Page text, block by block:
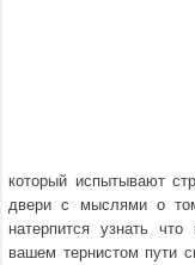
который испытывают
двери с мыслями о
натерпится узнать
вашем тернистом пути